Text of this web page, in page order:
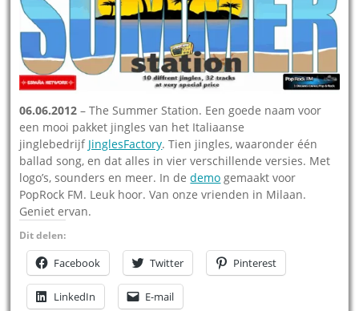
06.06.2012 – The Summer Station. Een goede naam voor
een mooi pakket jingles van het Italiaanse
jinglebedrijf JinglesFactory. Tien jingles, waaronder één
ballad song, en dat alles in vier verschillende versies. Met
logo’s, sounders en meer. In dedemo gemaakt voor
PopRock FM. Leuk hoor. Van onze vrienden in Milaan.
Geniet ervan.
Dit delen:
Facebook Twitter Pinterest
LinkedIn E-mail